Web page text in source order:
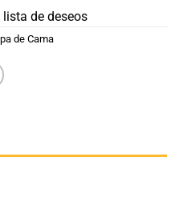
de deseos
de Cama